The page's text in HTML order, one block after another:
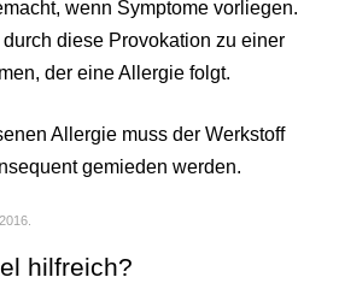
wenn Symptome vorliegen.
diese Provokation zu einer
der eine Allergie folgt.
Allergie muss der Werkstoff
gemieden werden.
hilfreich?